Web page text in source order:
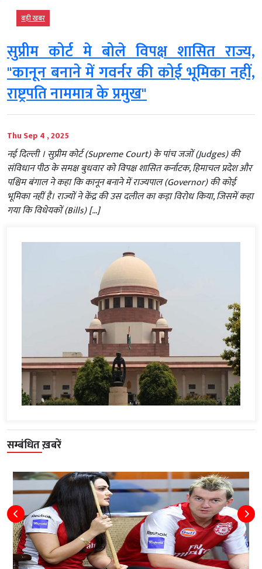
बड़ी खबर
सुप्रीम कोर्ट मे बोले विपक्ष शासित राज्य,
"कानून बनाने में गवर्नर की कोई भूमिका नहीं,
राष्ट्रपति नाममात्र के प्रमुख"
Thu Sep 4 , 2025
नई दिल्‍ली । सुप्रीम कोर्ट (Supreme Court) के पांच जजों (Judges) की
संविधान पीठ के समक्ष बुधवार को विपक्ष शासित कर्नाटक, हिमाचल प्रदेश और
पश्चिम बंगाल ने कहा कि कानून बनाने में राज्यपाल (Governor) की कोई
भूमिका नहीं है। राज्यों ने केंद्र की उस दलील का कड़ा विरोध किया, जिसमें कहा
गया कि विधेयकों (Bills) […]
सम्बंधित ख़बरें